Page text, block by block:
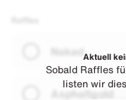
Naked
Asphaltgold
Aktuell
Sobald Raffles
listen wir